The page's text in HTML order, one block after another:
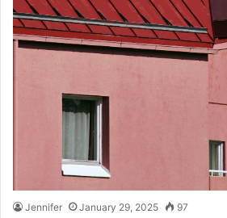
Jennifer January 29, 2025 97